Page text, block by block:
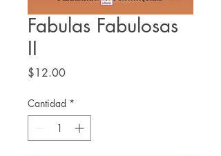
Fabulas Fabulosas
II
$12.00Precio
Cantidad *